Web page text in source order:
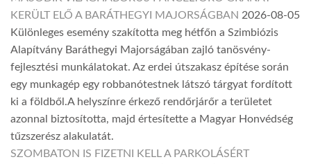
KERÜLT ELŐ A BARÁTHEGYI MAJORSÁGBAN 2026-08-05
Különleges esemény szakította meg hétfőn a Szimbiózis
Alapítvány Baráthegyi Majorságában zajló tanösvény-
fejlesztési munkálatokat. Az erdei útszakasz építése során
egy munkagép egy robbanótestnek látszó tárgyat fordított
ki a földből.A helyszínre érkező rendőrjárőr a területet
azonnal biztosította, majd értesítette a Magyar Honvédség
tűzszerész alakulatát.
SZOMBATON IS FIZETNI KELL A PARKOLÁSÉRT